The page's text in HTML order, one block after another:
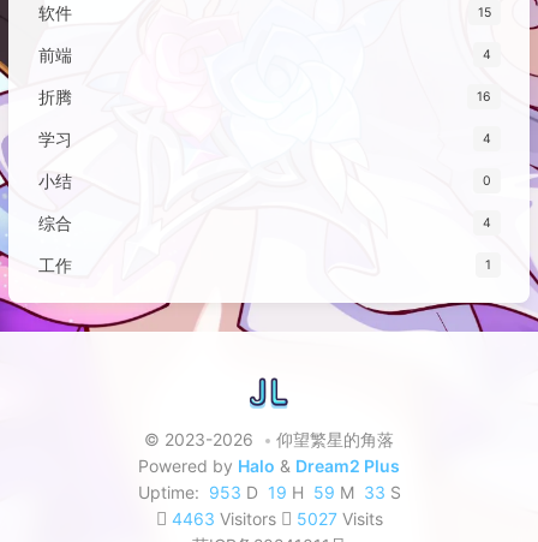
软件 15
前端 4
折腾 16
学习 4
小结 0
综合 4
工作 1
© 2023-2026
仰望繁星的角落
Powered by Halo & Dream2 Plus
Uptime: 953 D 19 H 59 M 34 S
4463 Visitors 5027 Visits